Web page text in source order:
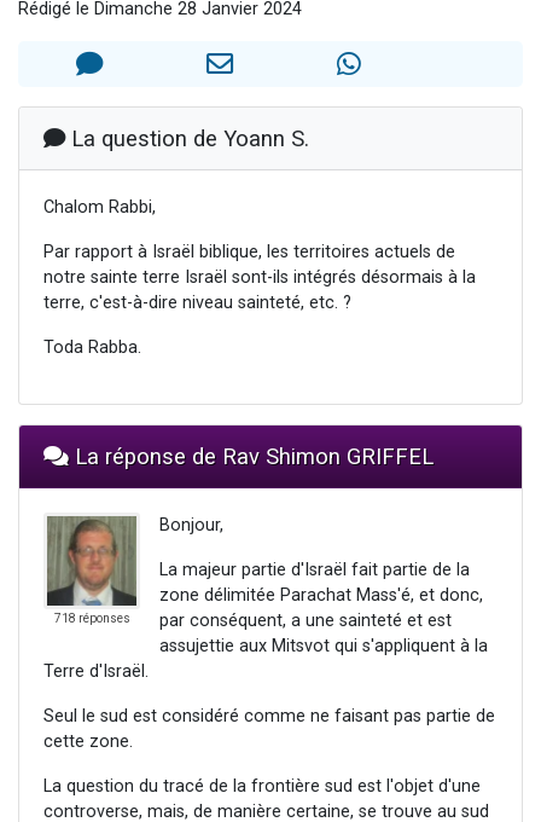
30 personnes viennent de faire un don pour Sauvez la jambe de Yohan
12 nouvelles musiques dans Torah-Box Music
29 personnes viennent de demander une bénédiction
Rédigé le Dimanche 28 Janvier 2024
La question de Yoann S.
Chalom Rabbi,
Par rapport à Israël biblique, les territoires actuels de
notre sainte terre Israël sont-ils intégrés désormais à la
terre, c'est-à-dire niveau sainteté, etc. ?
Toda Rabba.
La réponse de Rav Shimon GRIFFEL
718 réponses
Bonjour,
La majeur partie d'Israël fait partie de la
zone délimitée Parachat Mass'é, et donc,
par conséquent, a une sainteté et est
assujettie aux Mitsvot qui s'appliquent à la
Terre d'Israël.
Seul le sud est considéré comme ne faisant pas partie de
cette zone.
La question du tracé de la frontière sud est l'objet d'une
controverse, mais, de manière certaine, se trouve au sud